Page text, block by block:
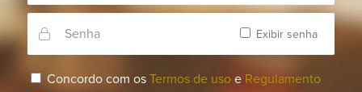
Exibir senha
Concordo com os Termos de uso e Regulamento